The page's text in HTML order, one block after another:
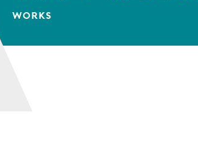
WORKS